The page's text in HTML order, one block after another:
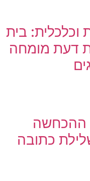
בית
דעת מומחה
ההכחשה
כתובה